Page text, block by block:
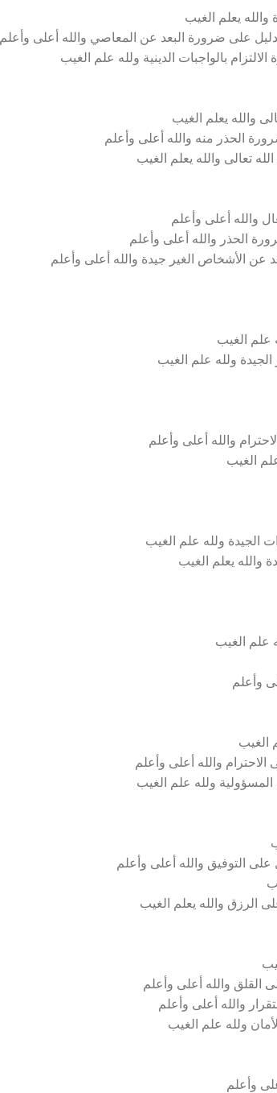
يعلم الغيب
على ضرورة البعد عن المعاصي والله أعلى وأعلم
بالواجبات الدينية ولله علم الغيب
والله يعلم الغيب
الحذر منه والله أعلى وأعلم
تعالى والله يعلم الغيب
والله أعلى وأعلم
الحذر والله أعلى وأعلم
عن الأشخاص الغير جيدة والله أعلى وأعلم
علم الغيب
ولله علم الغيب
والله أعلى وأعلم
الغيب
الجيدة ولله علم الغيب
والله يعلم الغيب
علم الغيب
وأعلم
الغيب
والله أعلى وأعلم
ولله علم الغيب
التوفيق والله أعلى وأعلم
والله يعلم الغيب
والله أعلى وأعلم
والله أعلى وأعلم
ولله علم الغيب
وأعلم